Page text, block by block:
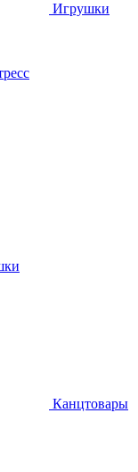
Игрушки
Канцтовары